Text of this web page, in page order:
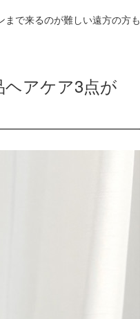
で来るのが難しい遠方の方も
アケア3点が